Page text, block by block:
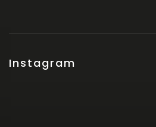
Instagram